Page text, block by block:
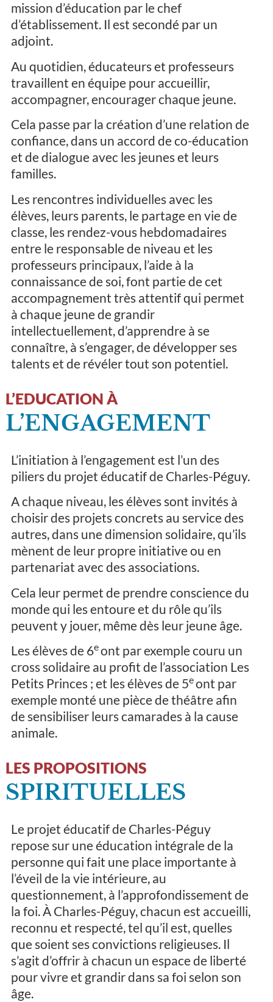
mission d’éducation par le chef
d’établissement. Il est secondé par un
adjoint.
Au quotidien, éducateurs et professeurs
travaillent en équipe pour accueillir,
accompagner, encourager chaque jeune.
Cela passe par la création d’une relation de
confiance, dans un accord de co-éducation
et de dialogue avec les jeunes et leurs
familles.
Les rencontres individuelles avec les
élèves, leurs parents, le partage en vie de
classe, les rendez-vous hebdomadaires
entre le responsable de niveau et les
professeurs principaux, l’aide à la
connaissance de soi, font partie de cet
accompagnement très attentif qui permet
à chaque jeune de grandir
intellectuellement, d’apprendre à se
connaître, à s’engager, de développer ses
talents et de révéler tout son potentiel.
L’EDUCATION À
L’ENGAGEMENT
L’initiation à l’engagement est l’un des
piliers du projet éducatif de Charles-Péguy.
A chaque niveau, les élèves sont invités à
choisir des projets concrets au service des
autres, dans une dimension solidaire, qu’ils
mènent de leur propre initiative ou en
partenariat avec des associations.
Cela leur permet de prendre conscience du
monde qui les entoure et du rôle qu’ils
peuvent y jouer, même dès leur jeune âge.
Les élèves de 6eont par exemple couru un
cross solidaire au profit de l’association Les
Petits Princes ; et les élèves de 5eont par
exemple monté une pièce de théâtre afin
de sensibiliser leurs camarades à la cause
animale.
LES PROPOSITIONS
SPIRITUELLES
Le projet éducatif de Charles-Péguy
repose sur une éducation intégrale de la
personne qui fait une place importante à
l’éveil de la vie intérieure, au
questionnement, à l’approfondissement de
la foi. À Charles-Péguy, chacun est accueilli,
reconnu et respecté, tel qu’il est, quelles
que soient ses convictions religieuses. Il
s’agit d’offrir à chacun un espace de liberté
pour vivre et grandir dans sa foi selon son
âge.